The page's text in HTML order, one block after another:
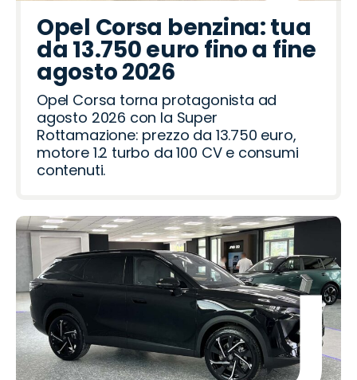
t
p
r
t
h
l
g
e
o
t
c
i
a
r
a
n
d
a
i
c
o
o
r
o
ë
n
d
a
d
a
a
R
o
m
e
o
d
R
o
v
e
r
t
Opel Corsa benzina: tua
da 13.750 euro fino a fine
agosto 2026
Opel Corsa torna protagonista ad
agosto 2026 con la Super
Rottamazione: prezzo da 13.750 euro,
motore 1.2 turbo da 100 CV e consumi
contenuti.